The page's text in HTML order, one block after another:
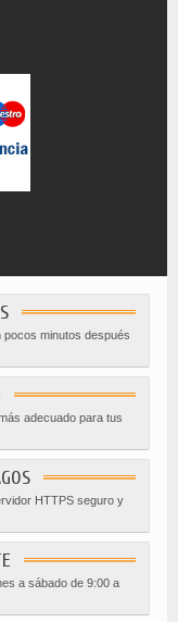
minutos después
adecuado para tus
HTTPS seguro y
a sábado de 9:00 a